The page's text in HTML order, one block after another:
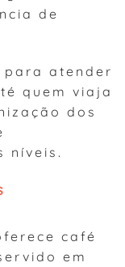
de
para atender
quem viaja
dos
níveis.
café
em